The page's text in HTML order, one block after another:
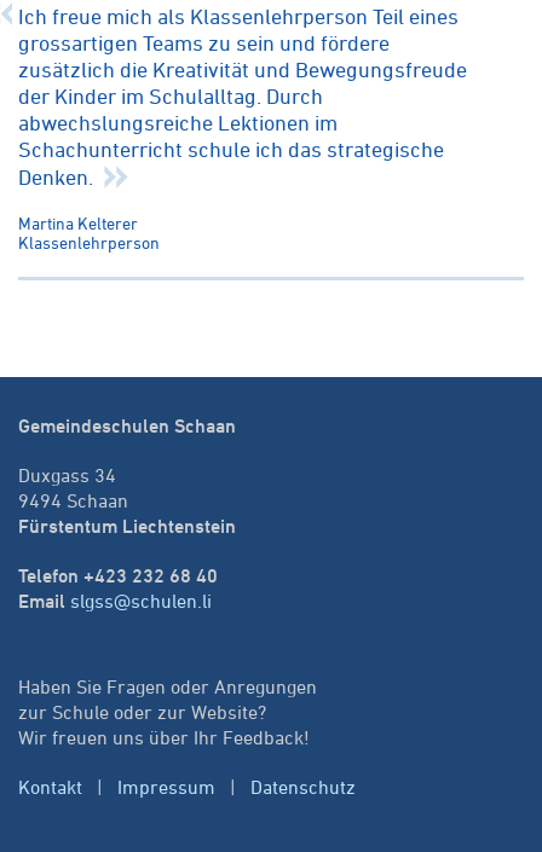
Ich freue mich als Klassenlehrperson Teil eines
grossartigen Teams zu sein und fördere
zusätzlich die Kreativität und Bewegungsfreude
der Kinder im Schulalltag. Durch
abwechslungsreiche Lektionen im
Schachunterricht schule ich das strategische
Denken.
Martina Kelterer
Klassenlehrperson
Gemeindeschulen Schaan
Duxgass 34
9494 Schaan
Fürstentum Liechtenstein
Telefon +423 232 68 40
Email slgss@schulen.li
Haben Sie Fragen oder Anregungen
zur Schule oder zur Website?
Wir freuen uns über Ihr Feedback!
Kontakt | Impressum | Datenschutz